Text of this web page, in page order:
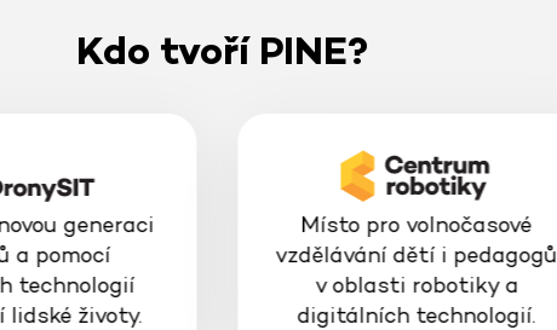
Kdo tvoří PINE?
generaci
a pomocí
technologií
lidské životy.
Místo pro volnočasové
vzdělávání dětí i pedagogů
v oblasti robotiky a
digitálních technologií.